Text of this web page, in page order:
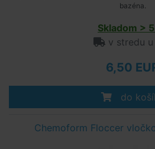
bazéna.
Skladom >
v stredu u
6,50
do
Chemoform Floccer